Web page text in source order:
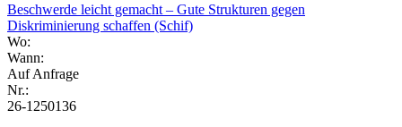
Beschwerde leicht gemacht – Gute Strukturen gegen
Diskriminierung schaffen (Schif)
Wo:
Wann:
Auf Anfrage
Nr.:
26-1250136